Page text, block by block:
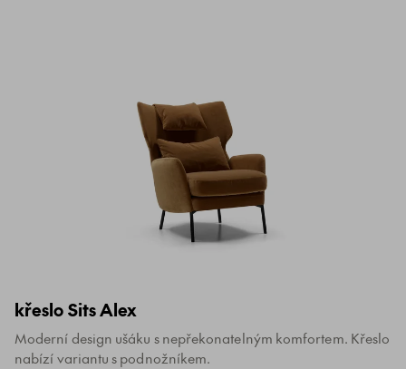
křeslo Sits Alex
Moderní design ušáku s nepřekonatelným komfortem. Křeslo
nabízí variantu s podnožníkem.